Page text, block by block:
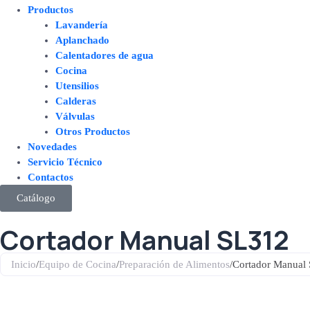
Productos
Lavandería
Aplanchado
Calentadores de agua
Cocina
Utensilios
Calderas
Válvulas
Otros Productos
Novedades
Servicio Técnico
Contactos
Catálogo
Cortador Manual SL312
Inicio/Equipo de Cocina/Preparación de Alimentos/Cortador Manual